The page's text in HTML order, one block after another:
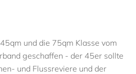
und die 75qm Klasse vom
geschaffen - der 45er sollte
und Flussreviere und der